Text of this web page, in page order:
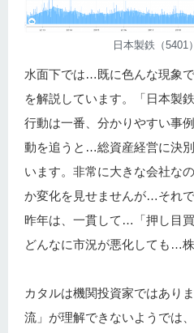
日本製鉄（5401
水面下では…既に色んな現象
を解説しています。「日本製
行動は一番、分かりやすい事
動を追うと…総資産経営に決
います。非常に大きな会社な
か変化を見せませんが…それ
昨年は、一貫して…「押し目
どんなに市況が悪化しても…
カタルは機関投資家ではあり
流」が理解できないようでは